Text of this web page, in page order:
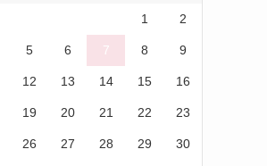
1 2
5 6 7 8 9
12 13 14 15 16
19 20 21 22 23
26 27 28 29 30